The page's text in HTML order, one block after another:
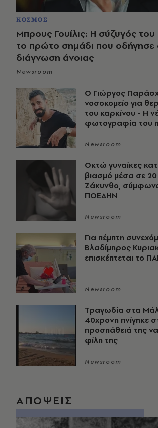
ΚΟΣΜΟΣ
Μπρους Γουίλις: Η σύζυγός
το πρώτο σημάδι που οδήγησε
διάγνωση άνοιας
Newsroom
O Γιώργος
νοσοκομείο για
του καρκίνου - Η
φωτογραφία του
Newsroom
Οκτώ γυναίκες
βιασμό μέσα σε
Ζάκυνθο,
ΠΟΕΔΗΝ
Newsroom
Για πέμπτη
Βλαδίμηρος
επισκέπτεται το
Newsroom
Τραγωδία στα
40χρονη πνίγηκε
προσπάθειά της
φίλη της
Newsroom
ΑΠΟΨΕΙΣ